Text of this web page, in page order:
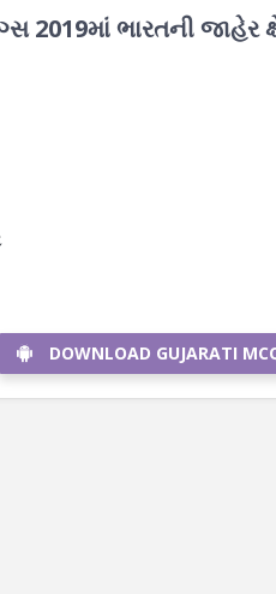
2019માં ભારતની
DOWNLOAD GUJARATI